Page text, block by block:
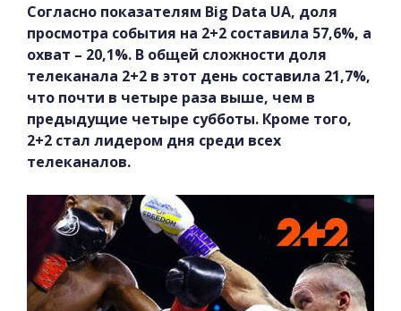
Согласно показателям Big Data UA, доля
просмотра события на 2+2 составила 57,6%, а
охват – 20,1%. В общей сложности доля
телеканала 2+2 в этот день составила 21,7%,
что почти в четыре раза выше, чем в
предыдущие четыре субботы. Кроме того,
2+2 стал лидером дня среди всех
телеканалов.